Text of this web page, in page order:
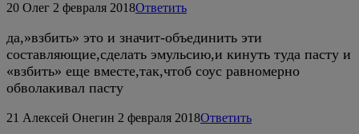
20 Олег 2 февраля 2018Ответить
да,»взбить» это и значит-объединить эти
составляющие,сделать эмульсию,и кинуть туда пасту и
«взбить» еще вместе,так,чтоб соус равномерно
обволакивал пасту
21 Алексей Онегин 2 февраля 2018Ответить